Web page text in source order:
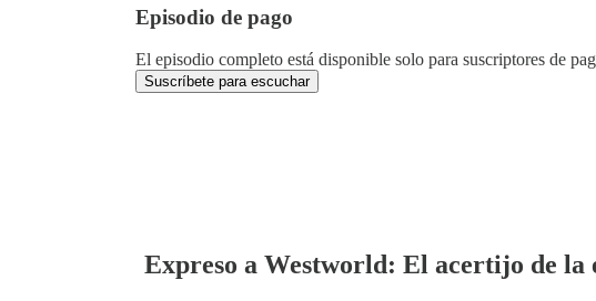
Episodio de pago
El episodio completo está disponible solo para suscriptores de
Suscríbete para escuchar
Expreso a Westworld: El acertijo de la